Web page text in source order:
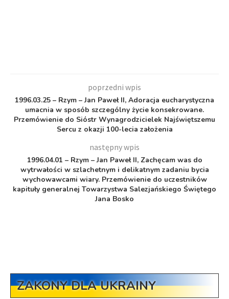
poprzedni wpis
1996.03.25 – Rzym – Jan Paweł II, Adoracja eucharystyczna
umacnia w sposób szczególny życie konsekrowane.
Przemówienie do Sióstr Wynagrodzicielek Najświętszemu
Sercu z okazji 100-lecia założenia
następny wpis
1996.04.01 – Rzym – Jan Paweł II, Zachęcam was do
wytrwałości w szlachetnym i delikatnym zadaniu bycia
wychowawcami wiary. Przemówienie do uczestników
kapituły generalnej Towarzystwa Salezjańskiego Świętego
Jana Bosko
ZAKONY DLA UKRAINY